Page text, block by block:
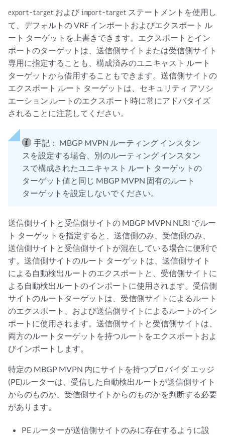
export-target および import-target ステートメントを使用し
て、デフォルトの VRF インポートおよびエクスポート ル
ート ターゲットを上書きできます。エクスポートとイン
ポートのターゲットは、送信側サイトまたは受信側サイト
専用に指定することも、構成済みのユニキャスト ルート
ターゲットから借用することもできます。送信側サイトの
エクスポート ルート ターゲットは、セキュリティ アソシ
エーション ルートのエクスポート時に常にアドバタイズ
されることに注意してください。
手記： MBGP MVPN ルーティング インスタン
スを設定する場合、別のルーティング インスタン
スで構成されたユニキャスト ルート ターゲットの
ターゲット値と同じ MBGP MVPN 固有のルート
ターゲットを設定しないでください。
送信側サイトと受信側サイトの MBGP MVPN NLRI でルー
ト ターゲットを指定すると、送信側のみ、受信側のみ、
送信側サイトと受信側サイトが混在している場合に便利で
す。送信側サイトのルート ターゲットは、送信側サイト
による自動検出ルートのエクスポートと、受信側サイトに
よる自動検出ルートのインポートに使用されます。受信側
サイトのルートターゲットは、受信側サイトによるルート
のエクスポート、および送信側サイトによるルートのイン
ポートに使用されます。送信側サイトと受信側サイトは、
両方のルートターゲットを持つルートをエクスポートおよ
びインポートします。
特定の MBGP MVPN 内にサイトを持つプロバイダ エッジ
(PE)ルーターは、受信した自動検出ルートが送信側サイト
からのものか、受信側サイトからのものかを判断する必要
があります。
PE ルーターが送信側サイトのみに存在するように設